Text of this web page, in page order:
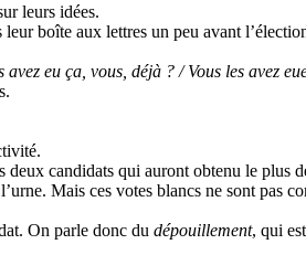
leurs idées.
boîte aux lettres un peu avant
avez eu ça, vous, déjà ? / Vous les avez
candidats qui auront obtenu le plus
Mais ces votes blancs ne sont pas
On parle donc du dépouillement, qui